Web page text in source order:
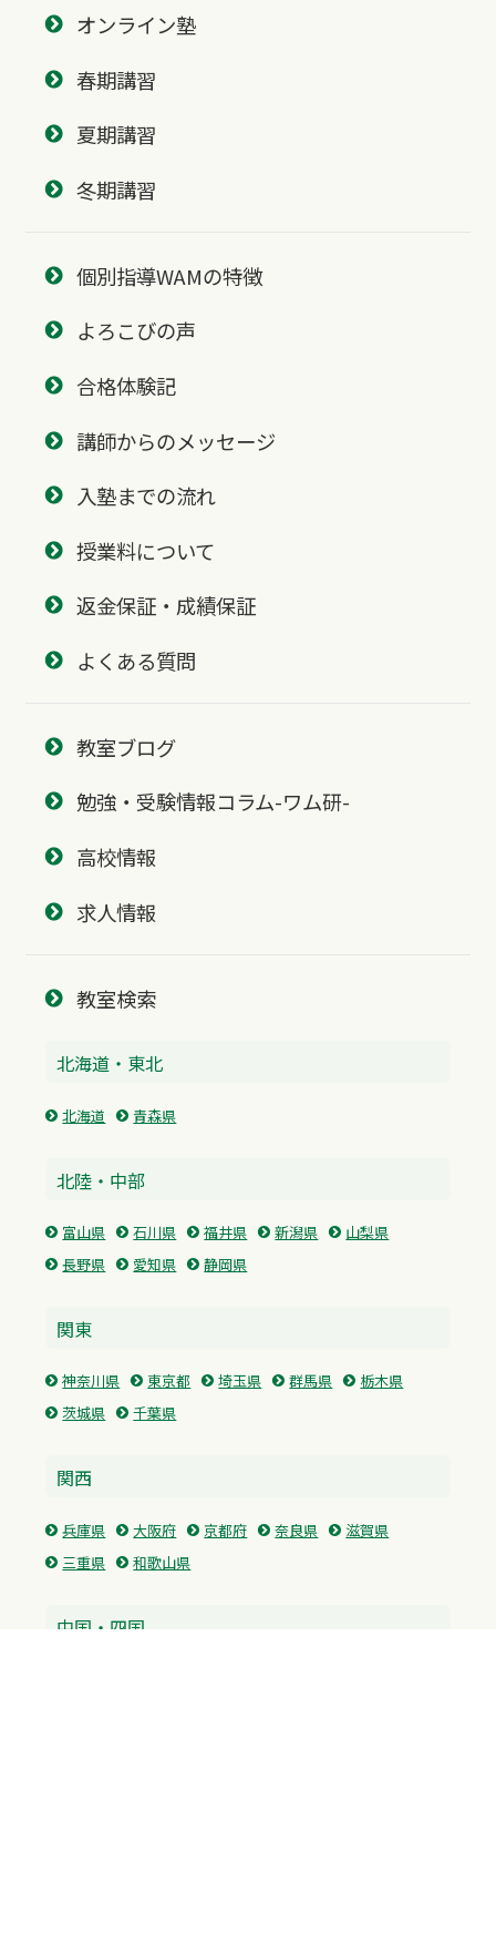
オンライン塾
春期講習
夏期講習
冬期講習
個別指導WAMの特徴
よろこびの声
合格体験記
講師からのメッセージ
入塾までの流れ
授業料について
返金保証・成績保証
よくある質問
教室ブログ
勉強・受験情報コラム-ワム研-
高校情報
求人情報
教室検索
北海道・東北
北海道 青森県
北陸・中部
富山県 石川県 福井県 新潟県
山梨県
長野県
愛知県 静岡県
関東
神奈川県 東京都 埼玉県 群馬県
栃木県
茨城県
千葉県
関西
兵庫県 大阪府 京都府 奈良県
滋賀県
三重県
和歌山県
中国・四国